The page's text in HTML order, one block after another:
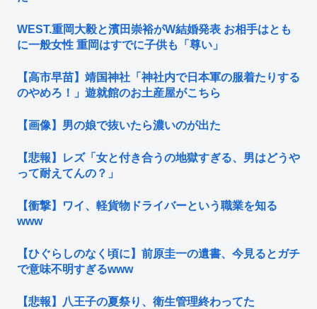
WEST.重岡大毅と濱田崇裕がW結婚発表 お相手はとも
に一般女性 重岡はすでに子供も「尊い」
【高市早苗】靖国神社「神社内で日本軍の服着たりする
のやめろ！」遊就館のお土産屋がこちら
【画像】男の娘で抜いたら濃いのが出た
【悲報】レズ「女と付き合うの地獄すぎる、男はどうや
って耐えてんの？」
【衝撃】ワイ、軽貨物ドライバーという職業を知る
www
【ひぐらしのなく頃に】前原圭一の遺書、今見るとガチ
で意味不明すぎるwww
【悲報】八王子の夏祭り、衛生管理終わってた